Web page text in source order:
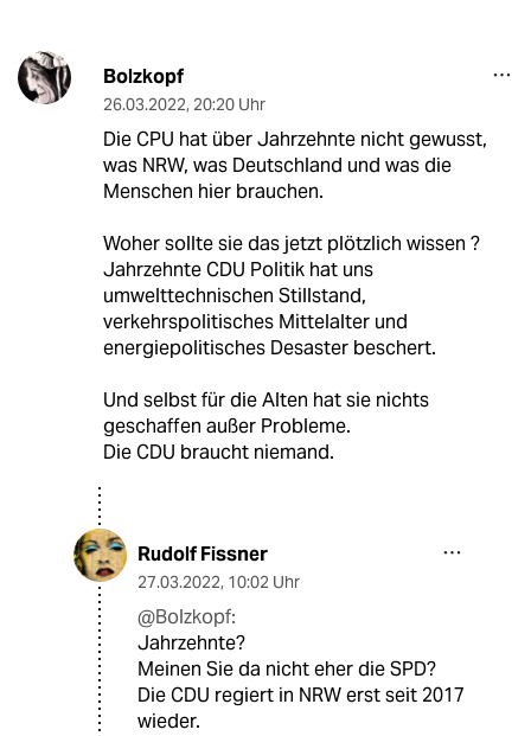
Bolzkopf
26.03.2022, 20:20 Uhr
Die CPU hat über Jahrzehnte nicht gewusst,
was NRW, was Deutschland und was die
Menschen hier brauchen.
Woher sollte sie das jetzt plötzlich wissen ?
Jahrzehnte CDU Politik hat uns
umwelttechnischen Stillstand,
verkehrspolitisches Mittelalter und
energiepolitisches Desaster beschert.
Und selbst für die Alten hat sie nichts
geschaffen außer Probleme.
Die CDU braucht niemand.
Rudolf Fissner
27.03.2022, 10:02 Uhr
@Bolzkopf:
Jahrzehnte?
Meinen Sie da nicht eher die SPD?
Die CDU regiert in NRW erst seit 2017
wieder.